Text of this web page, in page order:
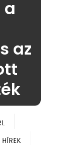
az
HÍREK